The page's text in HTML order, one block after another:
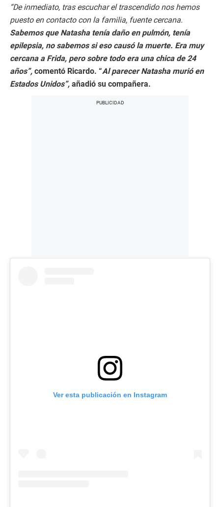
“De inmediato, tras escuchar el trascendido nos hemos
puesto en contacto con la familia, fuente cercana.
Sabemos que Natasha tenía daño en pulmón, tenía
epilepsia, no sabemos si eso causó la muerte. Era muy
cercana a Frida, pero sobre todo era una chica de 24
años”, comentó Ricardo. “Al parecer Natasha murió en
Estados Unidos”, añadió su compañera.
Ver esta publicación en Instagram